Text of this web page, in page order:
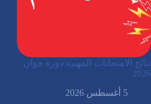
نتائج الامتحانات المهنية دورة جوان
2026
5 أغسطس 2026